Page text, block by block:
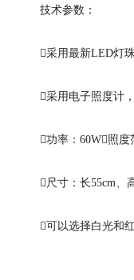
技术参数：
采用最新LED灯
采用电子照度计
功率：60W照
尺寸：长55cm、
可以选择白光和